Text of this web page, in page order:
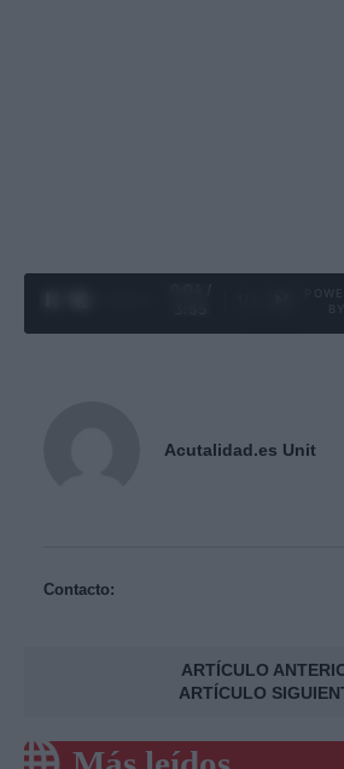
Acutalidad.es Unit
Contacto:
ARTÍCULO
ARTÍCULO